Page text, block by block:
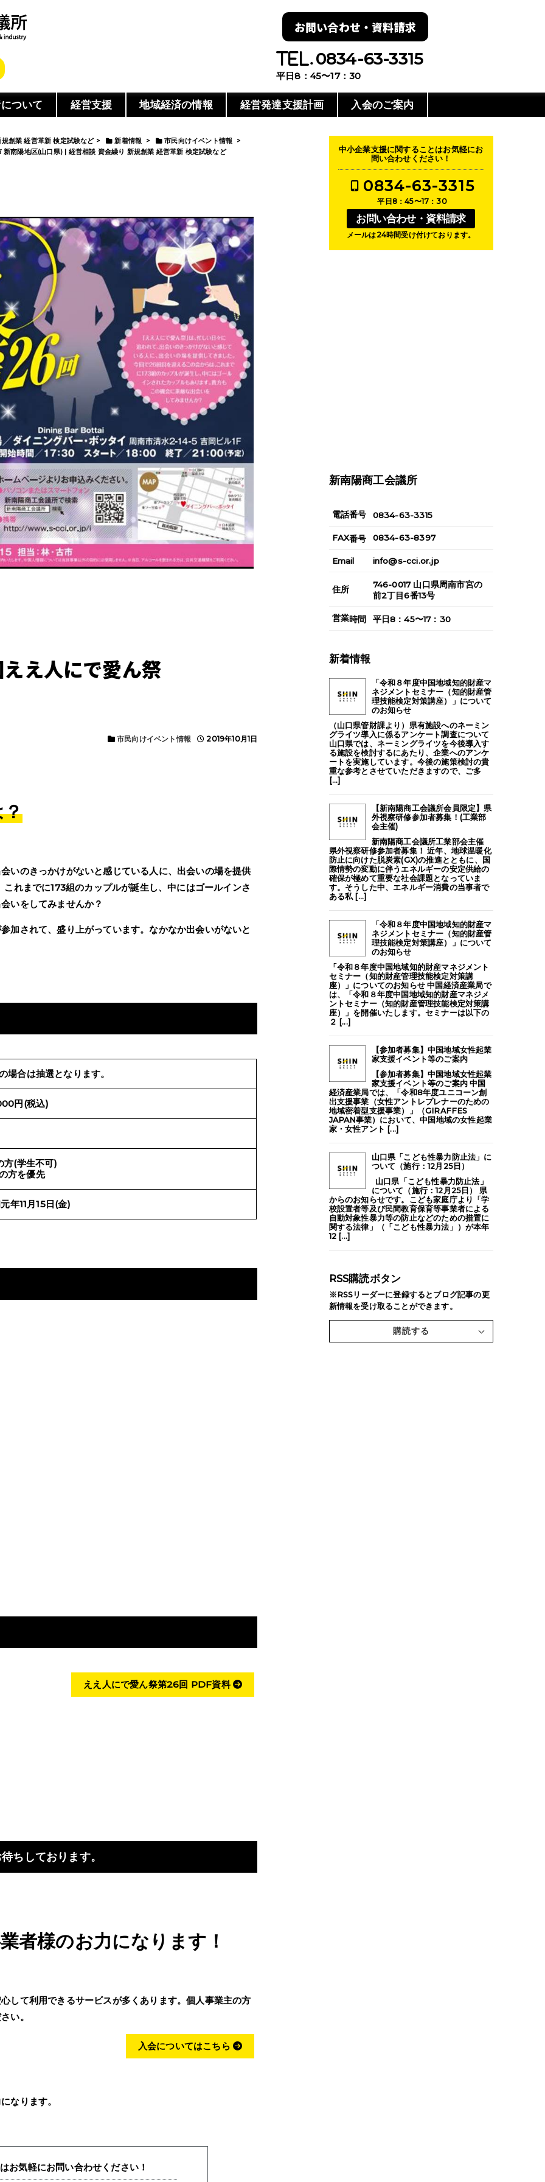
お問い合わせ・資料請求
0834-63-3315
平日8：45〜17：30
ついて 経営支援 地域経済の情報 経営発達支援計画 入会のご案内
創業 経営革新 検定試験など> 新着情報 > 市民向けイベント情報
>
南陽地区(山口県) | 経営相談 資金繰り 新規創業 経営革新 検定試験など
え人にで愛ん祭
2019年10月1日
市民向けイベント情報
いのきっかけがないと感じている人に、出会いの場を提供
れまでに173組のカップルが誕生し、中にはゴールインさ
いをしてみませんか？
加されて、盛り上がっています。なかなか出会いがないと
合は抽選となります。
円(税込)
方(学生不可)
方を優先
年11月15日(金)
ええ人にで愛ん祭第26回 PDF資料
ちしております。
者様のお力になります！
して利用できるサービスが多くあります。個人事業主の方
い。
入会についてはこちら
なります。
お気軽にお問い合わせください！
中小企業支援に関することはお気軽にお
問い合わせください！
0834-63-3315
平日8：45〜17：30
お問い合わせ・資料請求
メールは24時間受け付けております。
新南陽商工会議所
電話番号 0834-63-3315
FAX番号 0834-63-8397
Email info@s-cci.or.jp
住所 746-0017山口県周南市宮の
前2丁目6番13号
営業時間 平日8：45〜17：30
新着情報
「令和８年度中国地域知的財産マ
ネジメントセミナー（知的財産管
理技能検定対策講座）」について
のお知らせ
（山口県管財課より）県有施設へのネーミン
グライツ導入に係るアンケート調査について
山口県では、ネーミングライツを今後導入す
る施設を検討するにあたり、企業へのアンケ
ートを実施しています。今後の施策検討の貴
重な参考とさせていただきますので、ご多
[...]
【新南陽商工会議所会員限定】県
外視察研修参加者募集！(工業部
会主催)
新南陽商工会議所工業部会主催
県外視察研修参加者募集！ 近年、地球温暖化
防止に向けた脱炭素(GX)の推進とともに、国
際情勢の変動に伴うエネルギーの安定供給の
確保が極めて重要な社会課題となっていま
す。そうした中、エネルギー消費の当事者で
ある私 [...]
「令和８年度中国地域知的財産マ
ネジメントセミナー（知的財産管
理技能検定対策講座）」について
のお知らせ
「令和８年度中国地域知的財産マネジメント
セミナー（知的財産管理技能検定対策講
座）」についてのお知らせ 中国経済産業局で
は、「令和８年度中国地域知的財産マネジメ
ントセミナー（知的財産管理技能検定対策講
座）」を開催いたします。セミナーは以下の
２ [...]
【参加者募集】中国地域女性起業
家支援イベント等のご案内
【参加者募集】中国地域女性起業
家支援イベント等のご案内 中国
経済産業局では、「令和8年度ユニコーン創
出支援事業（女性アントレプレナーのための
地域密着型支援事業）」（GIRAFFES
JAPAN事業）において、中国地域の女性起業
家・女性アント [...]
山口県「こども性暴力防止法」に
ついて（施行：12月25日）
山口県「こども性暴力防止法」
について（施行：12月25日） 県
からのお知らせです。こども家庭庁より「学
校設置者等及び民間教育保育等事業者による
自動対象性暴力等の防止などのための措置に
関する法律」（「こども性暴力法」）が本年
12 [...]
RSS購読ボタン
※RSSリーダーに登録するとブログ記事の更
新情報を受け取ることができます。
購読する